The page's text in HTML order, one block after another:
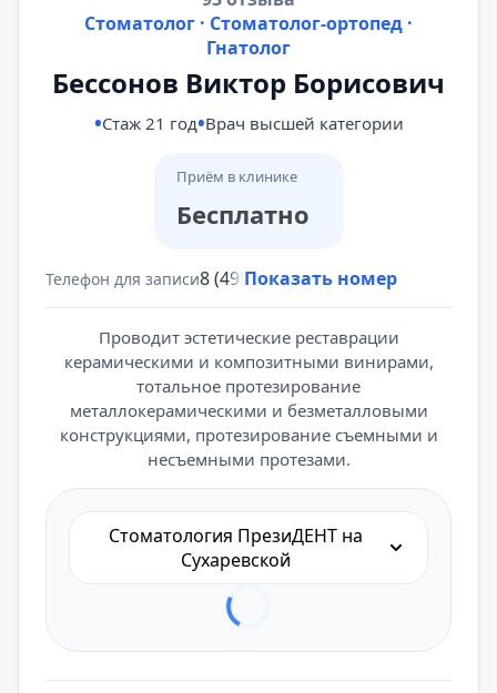
Стоматолог · Стоматолог-ортопед ·
Гнатолог
Бессонов Виктор Борисович
Стаж 21 год Врач высшей категории
Приём в клинике
Бесплатно
Телефон для записи8 (495) 431-69-47
Показать номер
Проводит эстетические реставрации
керамическими и композитными винирами,
тотальное протезирование
металлокерамическими и безметалловыми
конструкциями, протезирование съемными и
несъемными протезами.
Стоматология ПрезиДЕНТ на
Сухаревской